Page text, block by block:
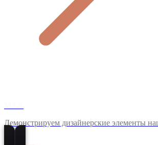
Демонстрируем дизайнерские элементы